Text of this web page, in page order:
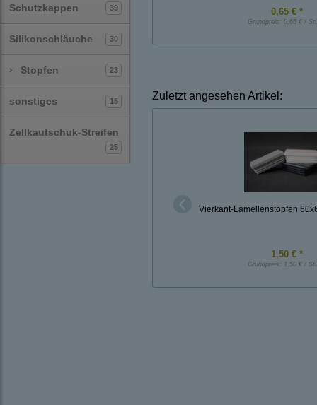
Schutzkappen 39
Silikonschläuche 30
› Stopfen 23
sonstiges 15
Zellkautschuk-Streifen
25
0,65 € *
Grundpreis: 0,65 € /
Zuletzt angesehen Artikel:
Vierkant-Lamellenstopfen
1,50 € *
Grundpreis: 1,50 € /